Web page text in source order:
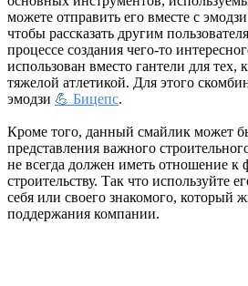
можете отправить его вместе с эмодзи
чтобы рассказать другим
процессе создания чего-то
использован вместо гантели для тех,
тяжелой атлетикой. Для этого
эмодзи 💪 Бицепс.
Кроме того, данный смайлик может
представления важного
не всегда должен иметь отношение к
строительству. Так что используйте
себя или своего знакомого, который
поддержания компании.